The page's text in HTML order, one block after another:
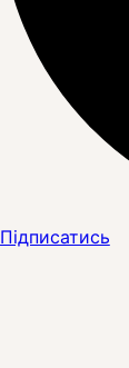
Підписатись